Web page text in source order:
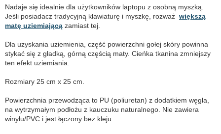
Nadaje się idealnie dla użytkowników laptopu z osobną myszką.
Jeśli posiadacz tradycyjną klawiaturę i myszkę, rozważ większą
matę uziemiającą zamiast tej.
Dla uzyskania uziemienia, część powierzchni gołej skóry powinna
stykać się z gładką, górną częścią maty. Cieńka tkanina zmniejszy
ten efekt uziemiania.
Rozmiary 25 cm x 25 cm.
Powierzchnia przewodząca to PU (poliuretan) z dodatkiem węgla,
na wytrzymałym podłożu z kauczuku naturalnego. Nie zawiera
winylu/PVC i jest łączony bez kleju.